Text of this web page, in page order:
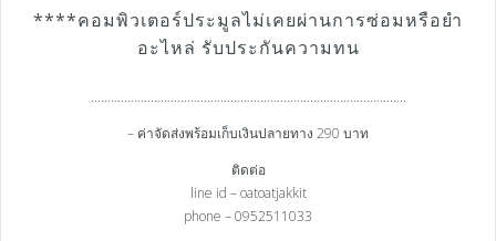
****คอมพิวเตอร์ประมูลไม่เคยผ่านการซ่อมหรือยำ
อะไหล่ รับประกันความทน
…………………………………………………………………………………..
– ค่าจัดส่งพร้อมเก็บเงินปลายทาง 290 บาท
ติดต่อ
line id – oatoatjakkit
phone – 0952511033